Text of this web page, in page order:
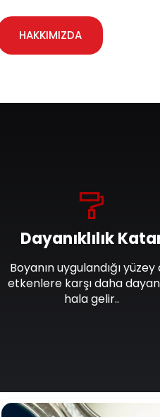
HAKKIMIZDA
Dayanıklılık
Boyanın uygulandığı yüzey
etkenlere karşı daha
hala gelir..